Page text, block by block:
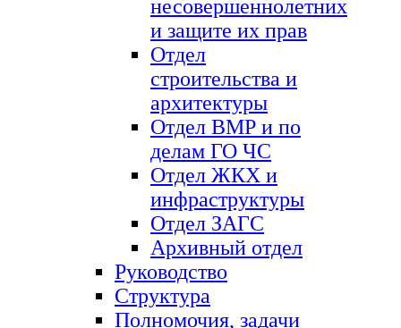
несовершеннолетних
и защите их прав
Отдел
строительства и
архитектуры
Отдел ВМР и по
делам ГО ЧС
Отдел ЖКХ и
инфраструктуры
Отдел ЗАГС
Архивный отдел
Руководство
Структура
Полномочия, задачи